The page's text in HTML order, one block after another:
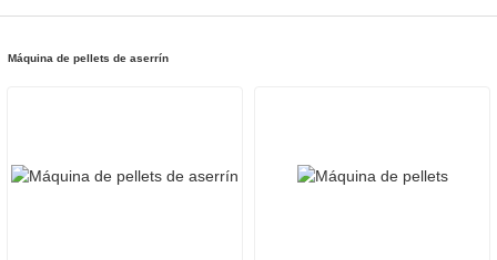
Máquina de pellets de aserrín